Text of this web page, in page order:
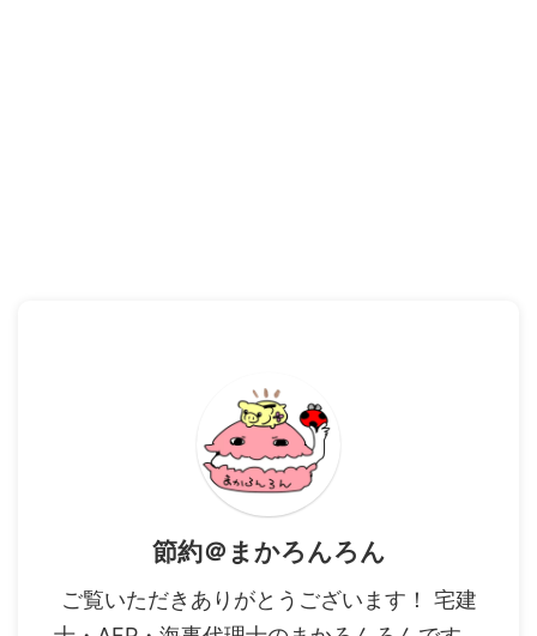
節約＠まかろんろん
ご覧いただきありがとうございます！ 宅建